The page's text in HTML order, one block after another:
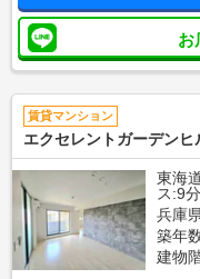
お
賃貸マンション
エクセレントガーデンヒ
東海
ス:9
兵庫
築年
建物